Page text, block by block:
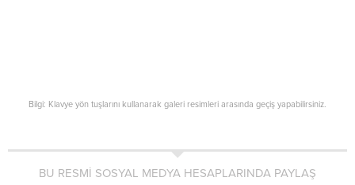
Bilgi: Klavye yön tuşlarını kullanarak galeri resimleri arasında geçiş yapabilirsiniz.
BU RESMİ SOSYAL MEDYA HESAPLARINDA PAYLAŞ